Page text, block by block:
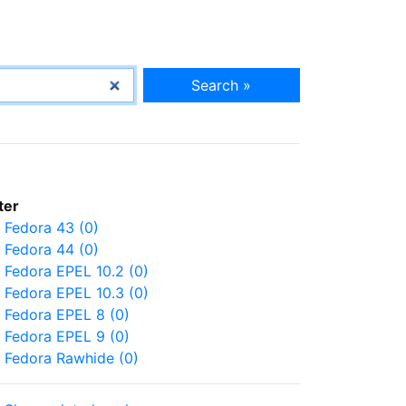
Search »
Fedora 43 (0)
Fedora 44 (0)
Fedora EPEL 10.2 (0)
Fedora EPEL 10.3 (0)
Fedora EPEL 8 (0)
Fedora EPEL 9 (0)
Fedora Rawhide (0)